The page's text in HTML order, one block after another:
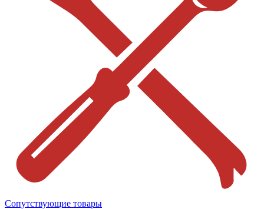
Сопутствующие товары